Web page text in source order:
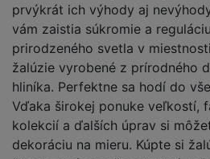
prvýkrát ich výhody aj
vám zaistia súkromie a
prirodzeného svetla v
žalúzie vyrobené z prírodného
hliníka. Perfektne sa hodí do
Vďaka širokej ponuke veľkostí,
kolekcií a ďalších úprav si
dekoráciu na mieru. Kúpte si